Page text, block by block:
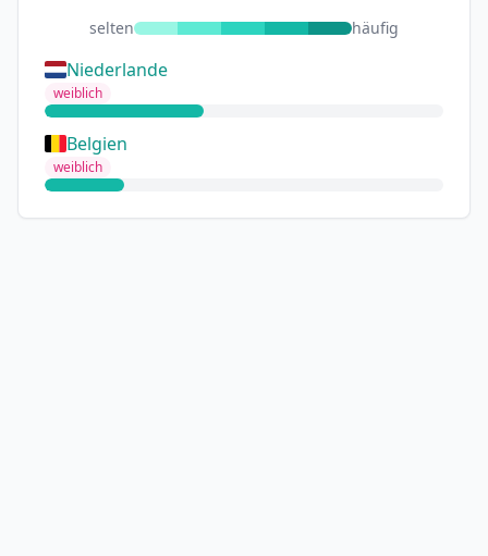
selten häufig
Niederlande
weiblich
Belgien
weiblich